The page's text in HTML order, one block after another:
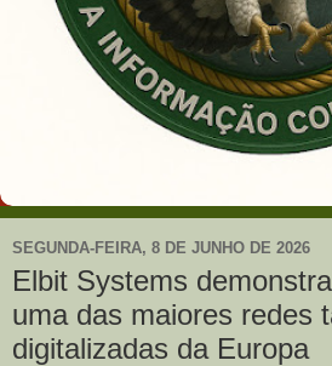
SEGUNDA-FEIRA, 8 DE JUNHO DE 2026
Elbit Systems
uma das maiores redes
digitalizadas da Europa